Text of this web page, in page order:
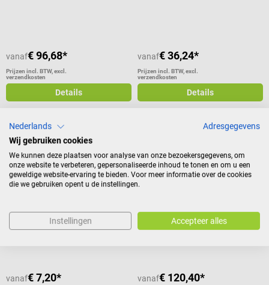
vanaf€ 96,68*
Prijzen incl. BTW, excl.
verzendkosten
Details
vanaf€ 36,24*
Prijzen incl. BTW, excl.
verzendkosten
Details
HARTMANN
Fripa Zeepdispenser
vanaf€ 7,20*
RX 5 T contactloze dispenser
met witte lekbak
tafeldispenser
Gemiddelde waardering van 5 van
vanaf€ 120,40*
Nederlands
Adresgegevens
Wij gebruiken cookies
We kunnen deze plaatsen voor analyse van onze bezoekersgegevens, om
onze website te verbeteren, gepersonaliseerde inhoud te tonen en om u een
geweldige website-ervaring te bieden. Voor meer informatie over de cookies
die we gebruiken opent u de instellingen.
Instellingen Accepteer alles